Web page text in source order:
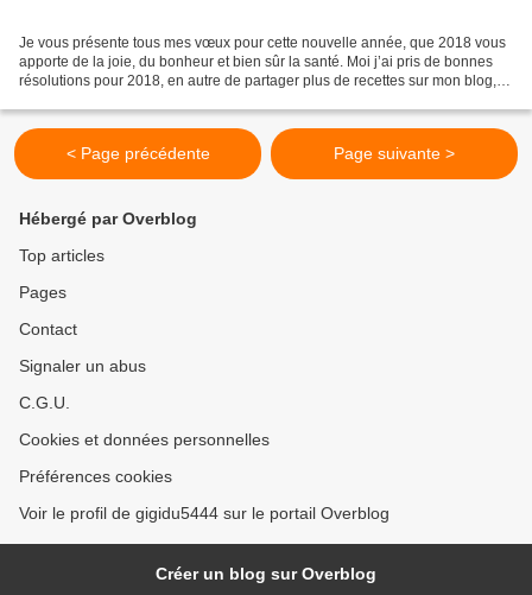
Je vous présente tous mes vœux pour cette nouvelle année, que 2018 vous
apporte de la joie, du bonheur et bien sûr la santé. Moi j’ai pris de bonnes
résolutions pour 2018, en autre de partager plus de recettes sur mon blog, je
< Page précédente Page suivante >
Hébergé par Overblog
Top articles
Pages
Contact
Signaler un abus
C.G.U.
Cookies et données personnelles
Préférences cookies
Voir le profil de gigidu5444 sur le portail Overblog
Créer un blog sur Overblog